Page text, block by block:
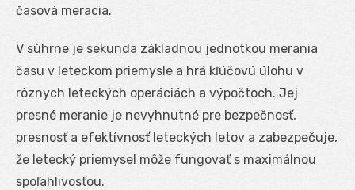
časová meracia.
V súhrne je sekunda základnou jednotkou merania
času v leteckom priemysle a hrá kľúčovú úlohu v
rôznych leteckých operáciách a výpočtoch. Jej
presné meranie je nevyhnutné pre bezpečnosť,
presnosť a efektívnosť leteckých letov a zabezpečuje,
že letecký priemysel môže fungovať s maximálnou
spoľahlivosťou.